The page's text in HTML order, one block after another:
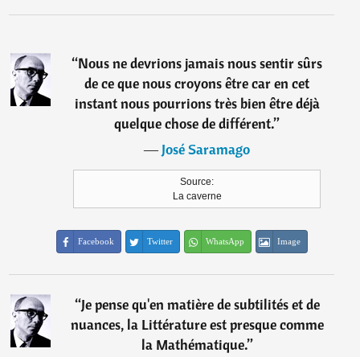
“Nous ne devrions jamais nous sentir sûrs
de ce que nous croyons être car en cet
instant nous pourrions très bien être déjà
quelque chose de différent.”
―José Saramago
Source:
La caverne
Facebook Twitter WhatsApp Image
“Je pense qu'en matière de subtilités et de
nuances, la Littérature est presque comme
la Mathématique.”